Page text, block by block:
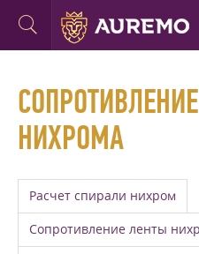
НИХРОМА
Расчет спирали нихром
Сопротивление ленты